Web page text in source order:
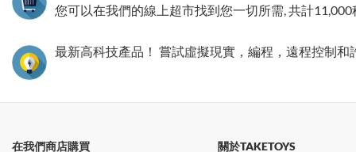
您可以在我們的線上超市找到您一切所需, 共計11,000
最新高科技產品！ 嘗試虛擬現實，編程，遠程控制
在我們商店購買 關於TAKETOYS